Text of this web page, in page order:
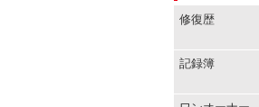
修復歴
記録簿